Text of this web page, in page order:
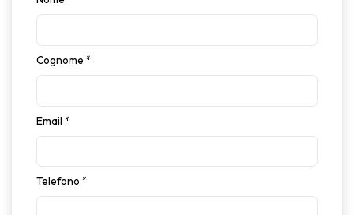
Cognome *
Email *
Telefono *